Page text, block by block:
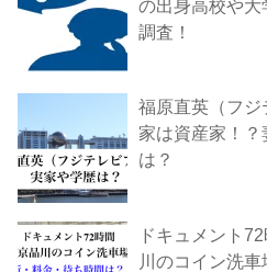
の出身高校や大
調査！
福原直英（フ
家は資産家！
は？
ドキュメント
川のコイン洗車